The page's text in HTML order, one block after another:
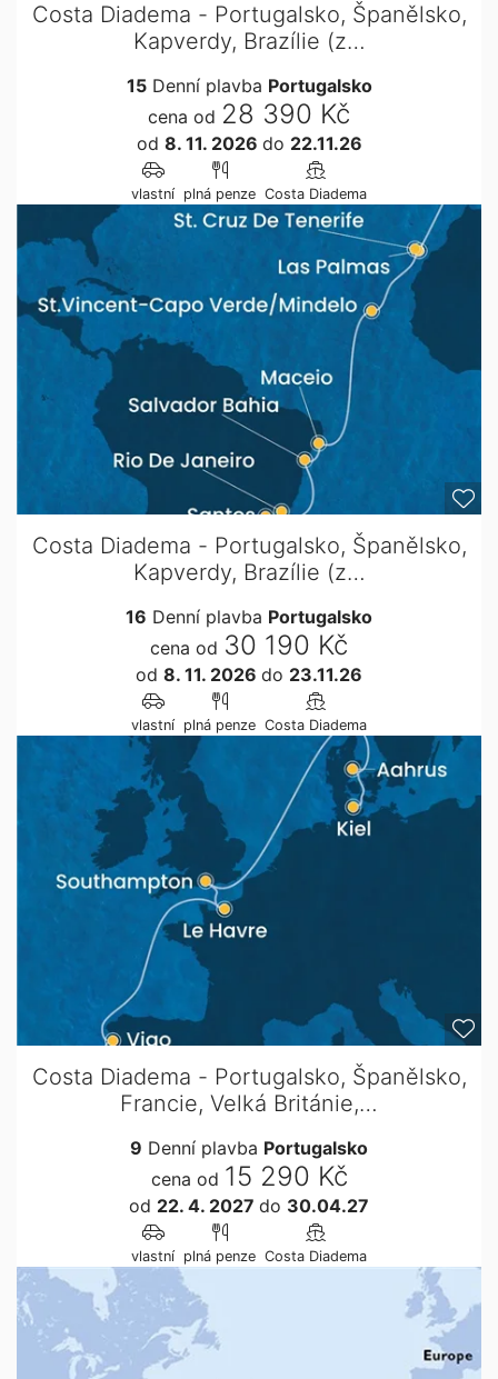
Costa Diadema - Portugalsko, Španělsko,
Kapverdy, Brazílie (z…
15Denní plavba Portugalsko
cena od 28 390 Kč
od 8. 11. 2026 do 22.11.26
vlastní plná penze Costa Diadema
Costa Diadema - Portugalsko, Španělsko,
Kapverdy, Brazílie (z…
16 Denní plavba Portugalsko
cena od 30 190 Kč
od 8. 11. 2026 do 23.11.26
vlastní plná penze Costa Diadema
Costa Diadema - Portugalsko, Španělsko,
Francie, Velká Británie,…
9 Denní plavba Portugalsko
cena od 15 290 Kč
od 22. 4. 2027 do 30.04.27
vlastní plná penze Costa Diadema